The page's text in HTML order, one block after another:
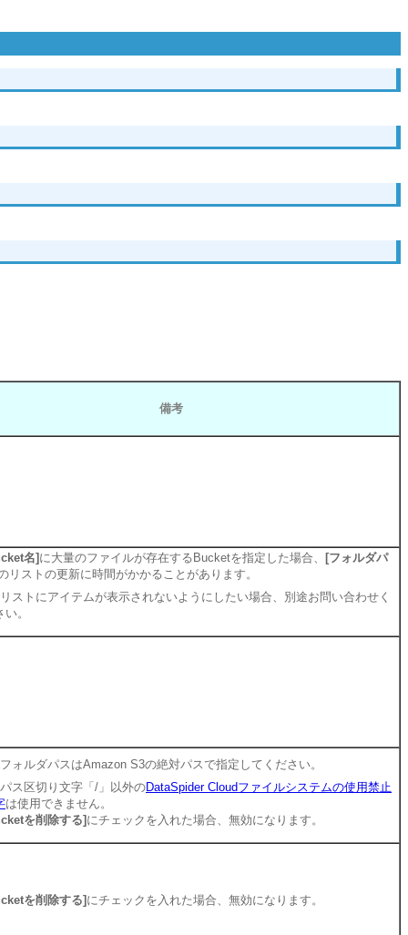
備考
名] に大量のファイルが存在するBucketを指定した場合、
[フォルダパ
リストの更新に時間がかかることがあります。
リストにアイテムが表示されないようにしたい場合、別途お問い合わせく
。
フォルダパスはAmazon S3の絶対パスで指定してください。
パス区切り文字「/」以外のDataSpider Cloudファイルシステムの使用禁止
は使用できません。
を削除する] にチェックを入れた場合、無効になります。
を削除する] にチェックを入れた場合、無効になります。